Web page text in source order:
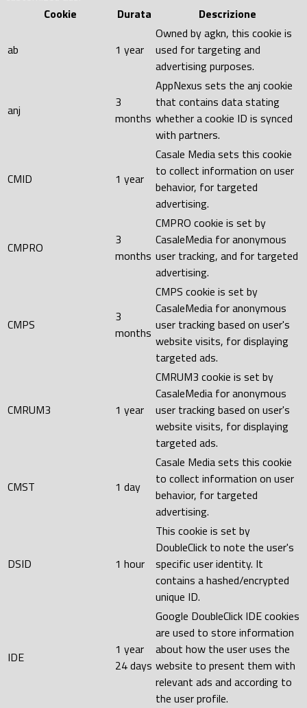
Cookie
Durata Descrizione
ab 1 year
Owned by agkn, this cookie is
used for targeting and
advertising purposes.
anj
3
months
AppNexus sets the anj cookie
that contains data stating
whether a cookie ID is synced
with partners.
CMID 1 year
Casale Media sets this cookie
to collect information on user
behavior, for targeted
advertising.
CMPRO
3
months
CMPRO cookie is set by
CasaleMedia for anonymous
user tracking, and for targeted
advertising.
CMPS
3
months
CMPS cookie is set by
CasaleMedia for anonymous
user tracking based on user's
website visits, for displaying
targeted ads.
CMRUM3 1 year
CMRUM3 cookie is set by
CasaleMedia for anonymous
user tracking based on user's
website visits, for displaying
targeted ads.
CMST 1 day
Casale Media sets this cookie
to collect information on user
behavior, for targeted
advertising.
DSID 1 hour
This cookie is set by
DoubleClick to note the user's
specific user identity. It
contains a hashed/encrypted
unique ID.
IDE
1 year
24 days
Google DoubleClick IDE cookies
are used to store information
about how the user uses the
website to present them with
relevant ads and according to
the user profile.